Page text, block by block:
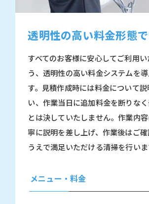
透明性の高い料金形態
すべてのお客様に安心してご利用
う、透明性の高い料金システムを
す。見積作成時には料金について
い、作業当日に追加料金を断りな
とは決していたしません。作業内
寧に説明を差し上げ、作業後はご
うえで満足いただける清掃を行いま
メニュー・料金